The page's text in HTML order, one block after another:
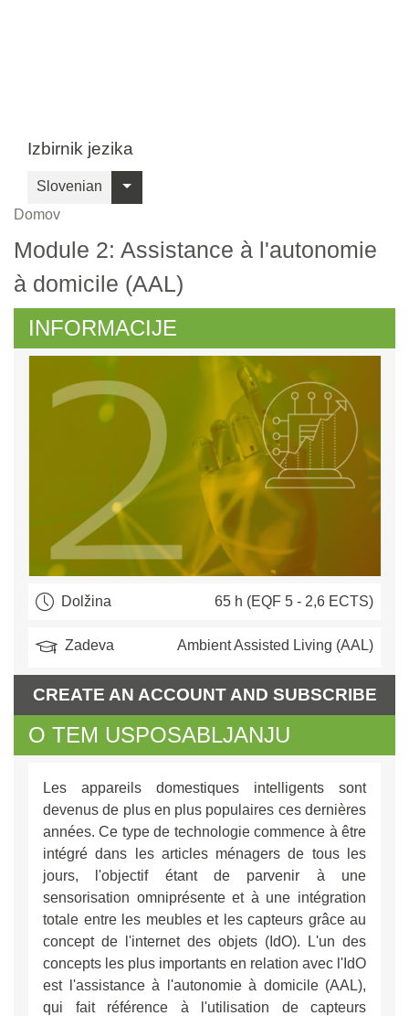
Izbirnik jezika
Slovenian
Breadcrumb
Domov
Module 2: Assistance à l'autonomie
à domicile (AAL)
INFORMACIJE
Dolžina 65 h (EQF 5 - 2,6 ECTS)
Zadeva Ambient Assisted Living (AAL)
CREATE AN ACCOUNT AND SUBSCRIBE
O TEM USPOSABLJANJU
Les appareils domestiques intelligents sont
devenus de plus en plus populaires ces dernières
années. Ce type de technologie commence à être
intégré dans les articles ménagers de tous les
jours, l'objectif étant de parvenir à une
sensorisation omniprésente et à une intégration
totale entre les meubles et les capteurs grâce au
concept de l'internet des objets (IdO). L'un des
concepts les plus importants en relation avec l'IdO
est l'assistance à l'autonomie à domicile (AAL),
qui fait référence à l'utilisation de capteurs